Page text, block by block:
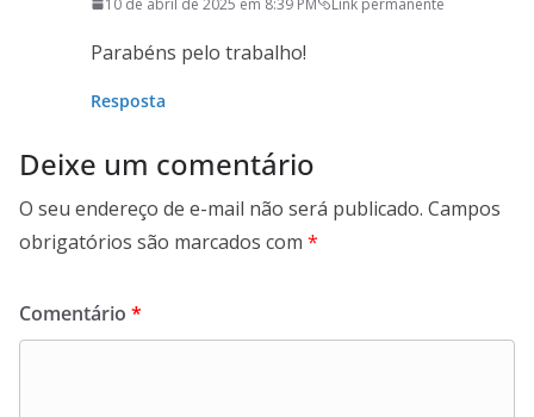
10 de abril de 2025 em 8:39 PM Link permanente
Parabéns pelo trabalho!
Resposta
Deixe um comentário
O seu endereço de e-mail não será publicado. Campos
obrigatórios são marcados com *
Comentário *